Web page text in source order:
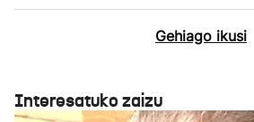
Gehiago ikusi
Interesatuko zaizu